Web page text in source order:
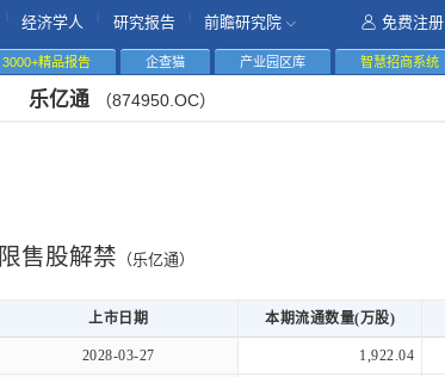
经济学人 研究报告 前瞻研究院 免费注册
3000+精品报告 企查猫 产业园区库 智慧招商系统
乐亿通 （874950.OC）
限售股解禁 （乐亿通）
上市日期 本期流通数量(万股)
2028-03-27 1,922.04